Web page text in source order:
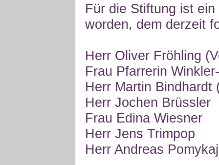
Für die Stiftung ist ein
worden, dem derzeit
Herr Oliver Fröhling
Frau Pfarrerin
Herr Martin Bindhardt
Herr Jochen Brüssler
Frau Edina Wiesner
Herr Jens Trimpop
Herr Andreas Pomykaj